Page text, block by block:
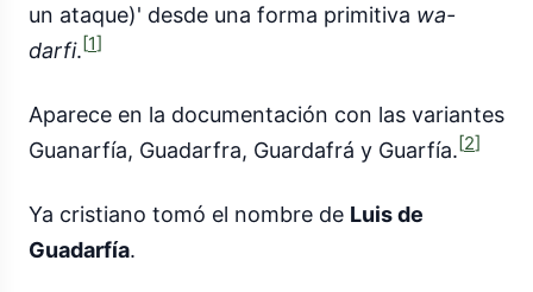
un ataque)' desde una forma primitiva wa-
darfi.[1]
Aparece en la documentación con las variantes
Guanarfía, Guadarfra, Guardafrá y Guarfía.[2]
Ya cristiano tomó el nombre de Luis de
Guadarfía.